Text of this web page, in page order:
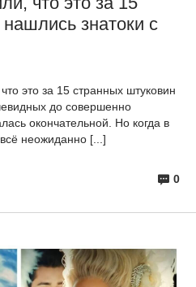
знатоки с
это за 15 странных штуковин
до совершенно
окончательной. Но когда в
неожиданно [...]
0